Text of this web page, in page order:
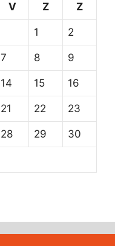
V Z Z
1 2
7 8 9
14 15 16
21 22 23
28 29 30